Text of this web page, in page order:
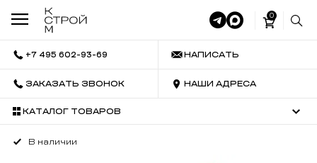
0
+7 495 602-93-69 НАПИСАТЬ
ЗАКАЗАТЬ ЗВОНОК НАШИ АДРЕСА
КАТАЛОГ ТОВАРОВ
В наличии